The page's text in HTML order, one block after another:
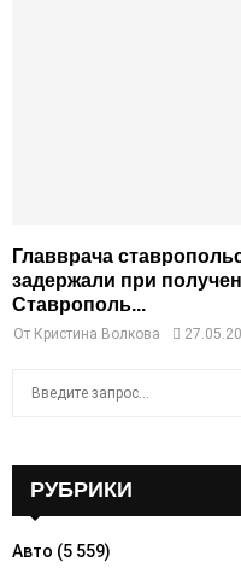
Главврача
задержали при
Ставрополь...
От Кристина Волкова
o
РУБРИКИ
Авто (5 559)